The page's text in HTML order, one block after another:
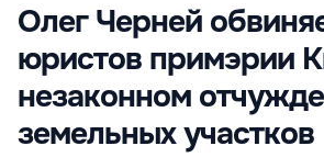
Олег Черней
юристов примэрии
незаконном
земельных участков